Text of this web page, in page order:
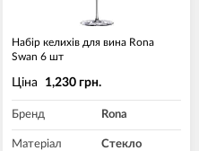
Набір келихів для вина Rona
Swan 6 шт
Ціна 1,230 грн.
Бренд Rona
Матеріал Стекло